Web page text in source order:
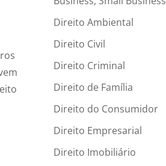
Direito Ambiental
Direito Civil
Direito Criminal
Direito de Família
Direito do Consumidor
Direito Empresarial
Direito Imobiliário